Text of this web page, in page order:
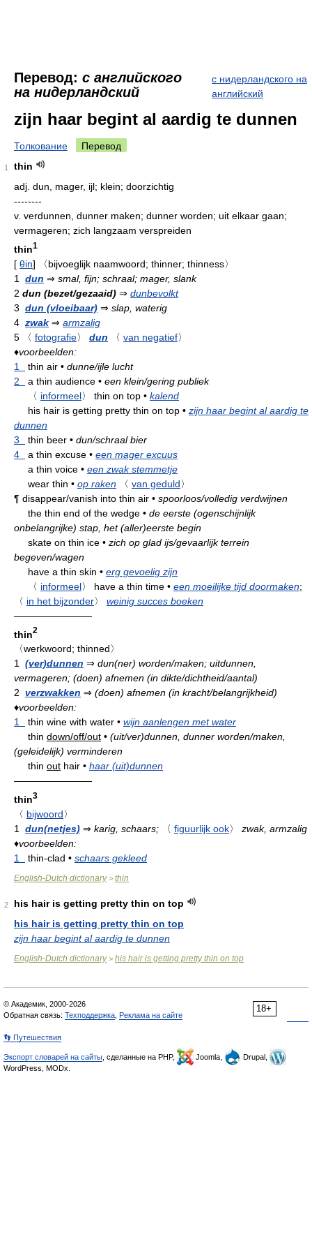
Перевод: с английского
на нидерландский
с нидерландского на
английский
zijn haar begint al aardig te dunnen
Толкование Перевод
1
thin
adj. dun, mager, ijl; klein; doorzichtig
--------
v. verdunnen, dunner maken; dunner worden; uit elkaar gaan;
vermageren; zich langzaam verspreiden
thin1
[ θin]
〈bijvoeglijk naamwoord; thinner; thinness〉
1
dun ⇒ smal, fijn; schraal; mager, slank
2 dun (bezet/gezaaid) ⇒ dunbevolkt
3 dun (vloeibaar) ⇒ slap, waterig
4 zwak ⇒ armzalig
5
〈 fotografie〉 dun 〈 van negatief〉
♦voorbeelden:
1
thin air • dunne/ijle lucht
2
a thin audience • een klein/gering publiek
〈 informeel〉 thin on top • kalend
his hair is getting pretty thin on top • zijn haar begint al aardig te
dunnen
3
thin beer • dun/schraal bier
4
a thin excuse • een mager excuus
a thin voice • een zwak stemmetje
wear thin • op raken 〈 van geduld〉
¶ disappear/vanish into thin air • spoorloos/volledig verdwijnen
the thin end of the wedge • de eerste (ogenschijnlijk
onbelangrijke) stap, het (aller)eerste begin
skate on thin ice • zich op glad ijs/gevaarlijk terrein
begeven/wagen
have a thin skin • erg gevoelig zijn
〈 informeel〉 have a thin time • een moeilijke tijd doormaken;
〈 in het bijzonder〉
weinig succes boeken
————————
thin2
〈werkwoord; thinned〉
1 (ver)dunnen ⇒ dun(ner) worden/maken; uitdunnen,
vermageren; (doen) afnemen (in dikte/dichtheid/aantal)
2 verzwakken ⇒ (doen) afnemen (in kracht/belangrijkheid)
♦voorbeelden:
1
thin wine with water • wijn aanlengen met water
thin down/off/out • (uit/ver)dunnen, dunner worden/maken,
(geleidelijk) verminderen
thin out hair • haar (uit)dunnen
————————
thin3
〈 bijwoord〉
1
dun(netjes) ⇒ karig, schaars; 〈 figuurlijk ook〉
zwak, armzalig
♦voorbeelden:
1
thin-clad • schaars gekleed
English-Dutch dictionary> thin
2
his hair is getting pretty thin on top
his hair is getting pretty thin on top
zijn haar begint al aardig te dunnen
English-Dutch dictionary> his hair is getting pretty thin on top
18+
© Академик, 2000-2026
Обратная связь: Техподдержка Реклама на сайте
👣 Путешествия
Экспорт словарей на сайты , сделанные на PHP, Joomla,
Drupal,
WordPress, MODx.